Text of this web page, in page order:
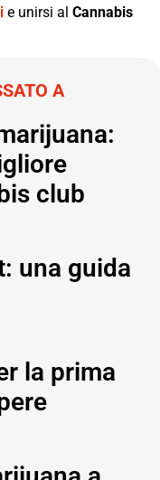
e unirsi al Cannabis
A
club
una guida
la prima